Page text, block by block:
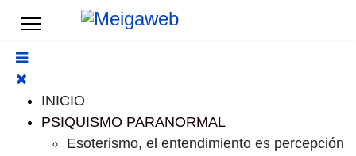
INICIO
PSIQUISMO PARANORMAL
Esoterismo, el entendimiento es percepción